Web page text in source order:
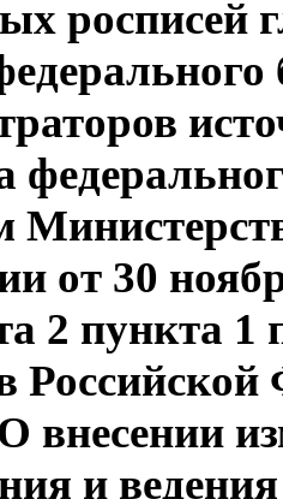
росписей
от 30
2 пункта 1
Российской
внесении
и